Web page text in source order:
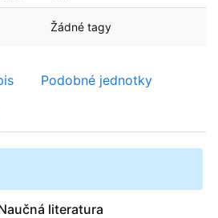
Žádné tagy
Podobné jednotky
literatura